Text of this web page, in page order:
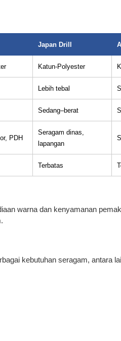
Japan Drill
Katun-Polyester
Lebih tebal
Sedang–berat
PDH
Seragam dinas,
lapangan
Terbatas
warna dan kenyamanan
kebutuhan seragam, antara